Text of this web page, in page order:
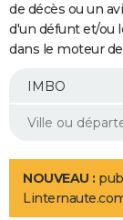
Retraite
Impôts
Epargne
Immobilier
Risques naturels
Banque
Assurance
Crédit
AUTO
Essais
Réserver un essai
Citadines
Berlines
SUV
Forum auto
+
Mobiles
Meilleur smartphone
Internet
Ordinateurs
Jeux vidéo
Guide high-tech
Aménagement
LIFESTYLE
Art de vivre
Bien-être
Loisirs
Mode
Modes de vie
de décès ou un
d'un défunt et/ou
dans le moteur
NOUVEAU :